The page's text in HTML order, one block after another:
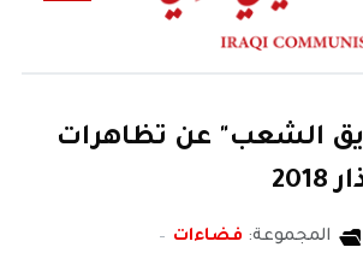
الشعب" عن تظاهرات
المجموعة: فضاءات